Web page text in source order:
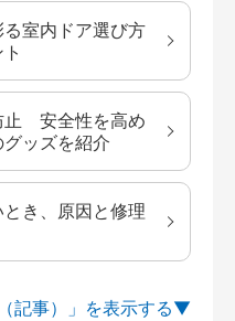
室内ドア選び方
止 安全性を高め
ッズを紹介
き、原因と修理
記事）」を